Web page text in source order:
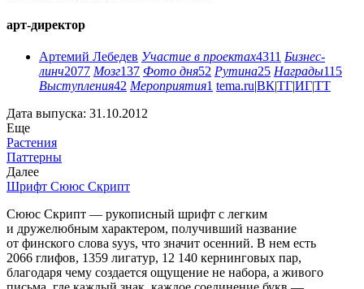
арт-директор
Артемий Лебедев Участие в проектах4311 Бизнес-
линч2077 Мозг137 Фото дня52 Рутина25 Награды115
Выступления42 Мероприятия1 tema.ru|ВК|ТГ|ИГ|ТТ
Дата выпуска: 31.10.2012
Еще
Растения
Паттерны
Далее
Шрифт Сююс Скрипт
Сююс Скрипт — рукописный шрифт с легким
и дружелюбным характером, получивший название
от финского слова syys, что значит осенний. В нем есть
2066 глифов, 1359 лигатур, 12 140 кернинговых пар,
благодаря чему создается ощущение не набора, а живого